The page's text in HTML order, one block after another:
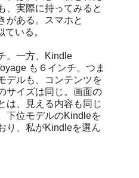
、実際に持ってみると
がある。スマホと
いる。
。一方、Kindle
も６インチ。つま
デルも、コンテンツを
サイズは同じ。画面の
は、見える内容も同じ
下位モデルのKindleを
り、私がKindleを選ん